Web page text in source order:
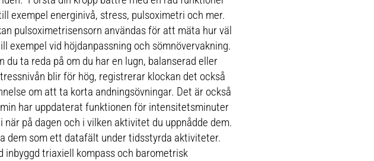
exempel energinivå, stress, pulsoximetri och mer.
pulsoximetrisensorn användas för att mäta hur väl
exempel vid höjdanpassning och sömnövervakning.
du ta reda på om du har en lugn, balanserad eller
blir för hög, registrerar klockan det också
om att ta korta andningsövningar. Det är också
har uppdaterat funktionen för intensitetsminuter
på dagen och i vilken aktivitet du uppnådde dem.
dem som ett datafält under tidsstyrda aktiviteter.
inbyggd triaxiell kompass och barometrisk